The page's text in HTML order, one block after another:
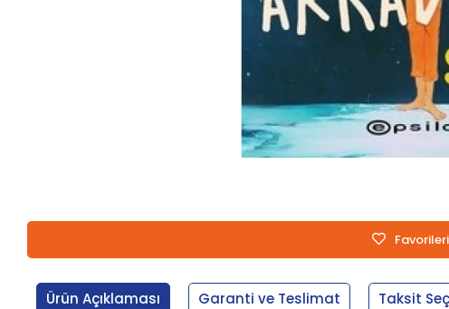
Ürün Açıklaması Garanti ve Teslimat Taksit